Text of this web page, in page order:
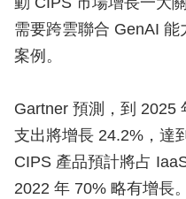
需要跨雲聯合 GenAI
案例。
Gartner 預測，到 2025
支出將增長 24.2%，達
CIPS 產品預計將占
2022 年 70% 略有增長。